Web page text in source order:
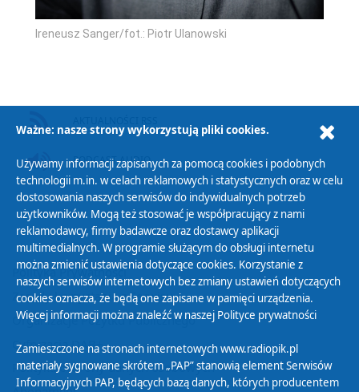
Ireneusz Sanger/fot.: Piotr Ulanowski
PODCAST AUDIO
Polityka Prywatności
Zasady korzystania z Serwisu
Organizacje Pożytku Publicznego
Cyfryzacja DAB+
Polityka ochrony danych osobowych
Ważne: nasze strony wykorzystują pliki cookies.
Używamy informacji zapisanych za pomocą cookies i podobnych
technologii m.in. w celach reklamowych i statystycznych oraz w celu
dostosowania naszych serwisów do indywidualnych potrzeb
użytkowników. Mogą też stosować je współpracujący z nami
reklamodawcy, firmy badawcze oraz dostawcy aplikacji
multimedialnych. W programie służącym do obsługi internetu
można zmienić ustawienia dotyczące cookies. Korzystanie z
naszych serwisów internetowych bez zmiany ustawień dotyczących
cookies oznacza, że będą one zapisane w pamięci urządzenia.
Więcej informacji można znaleźć w naszej Polityce prywatności
Zamieszczone na stronach internetowych www.radiopik.pl
materiały sygnowane skrótem „PAP” stanowią element Serwisów
Informacyjnych PAP, będących bazą danych, których producentem